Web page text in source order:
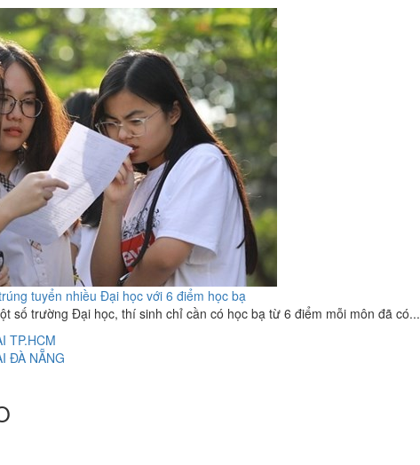
tuyển nhiều Đại học với 6 điểm học bạ
số trường Đại học, thí sinh chỉ cần có học bạ từ 6 điểm mỗi môn đã có...
TP.HCM
ĐÀ NẴNG